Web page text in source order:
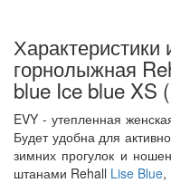
Характеристики
горнолыжная
blue Ice blue XS
EVY - утепленная
Будет удобна для
зимних прогулок и
штанами Rehall Lise Blue,